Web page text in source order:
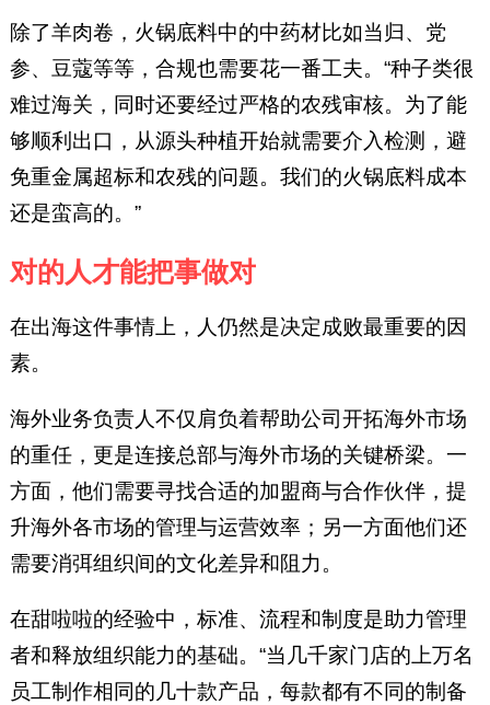
除了羊肉卷，火锅底料中的中药材比如当归、党
参、豆蔻等等，合规也需要花一番工夫。“种子类很
难过海关，同时还要经过严格的农残审核。为了能
够顺利出口，从源头种植开始就需要介入检测，避
免重金属超标和农残的问题。我们的火锅底料成本
还是蛮高的。”
对的人才能把事做对
在出海这件事情上，人仍然是决定成败最重要的因
素。
海外业务负责人不仅肩负着帮助公司开拓海外市场
的重任，更是连接总部与海外市场的关键桥梁。一
方面，他们需要寻找合适的加盟商与合作伙伴，提
升海外各市场的管理与运营效率；另一方面他们还
需要消弭组织间的文化差异和阻力。
在甜啦啦的经验中，标准、流程和制度是助力管理
者和释放组织能力的基础。“当几千家门店的上万名
员工制作相同的几十款产品，每款都有不同的制备